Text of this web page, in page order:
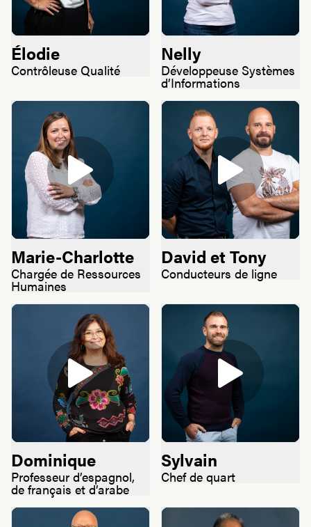
Élodie
Contrôleuse Qualité
Nelly
Développeuse Systèmes
d’Informations
Marie-Charlotte
Chargée de Ressources
Humaines
David et Tony
Conducteurs de ligne
Dominique
Professeur d’espagnol,
de français et d’arabe
Sylvain
Chef de quart